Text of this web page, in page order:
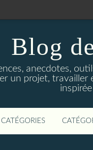
Blog
anecdotes,
un projet, travailler
CATÉGORIES